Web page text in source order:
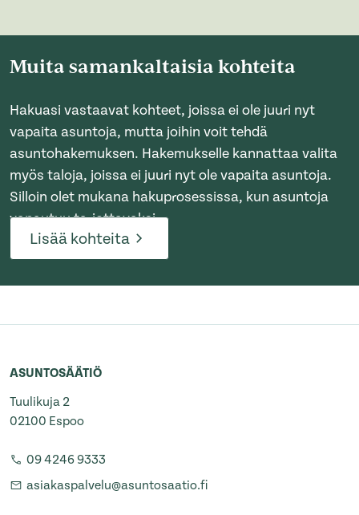
Muita samankaltaisia kohteita
Hakuasi vastaavat kohteet, joissa ei ole juuri nyt
vapaita asuntoja, mutta joihin voit tehdä
asuntohakemuksen. Hakemukselle kannattaa valita
myös taloja, joissa ei juuri nyt ole vapaita asuntoja.
Silloin olet mukana hakuprosessissa, kun asuntoja
vapautuu tarjottavaksi.
Lisää kohteita
ASUNTOSÄÄTIÖ
Tuulikuja 2
02100 Espoo
09 4246 9333
asiakaspalvelu@asuntosaatio.fi